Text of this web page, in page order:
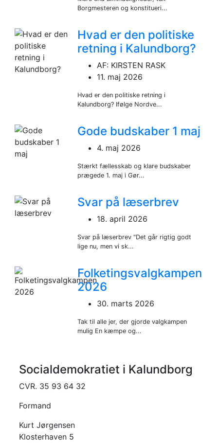
Borgmesteren og konstitueri...
Hvad er den politiske
retning i Kalundborg?
AF: KIRSTEN RASK
11. maj 2026
Hvad er den politiske retning i
Kalundborg? Ifølge Nordve...
Gode budskaber 1 maj
4. maj 2026
Stærkt fællesskab og klare budskaber
prægede 1. maj i Gør...
Svar på læserbrev
18. april 2026
Svar på læserbrev "Det går rigtig godt
lige nu, men vi sk...
Folketingsvalgkampen
2026
30. marts 2026
Tak til alle jer, der gjorde valgkampen
mulig En kæmpe og...
Socialdemokratiet i Kalundborg
CVR. 35 93 64 32
Formand
Kurt Jørgensen
Klosterhaven 5